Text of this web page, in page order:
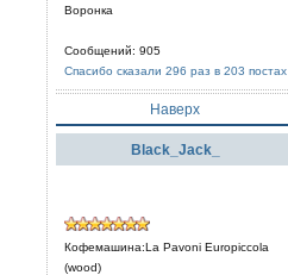
Воронка
Сообщений: 905
Спасибо сказали 296 раз в 203 постах
Наверх
Black_Jack_
Кофемашина:La Pavoni Europiccola
(wood)